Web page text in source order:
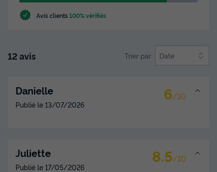
Avis clients100% vérifiés
12 avis Trier par Date
Danielle 6/10
Publié le 13/07/2026
Juliette 8.5/10
Publié le 17/05/2026